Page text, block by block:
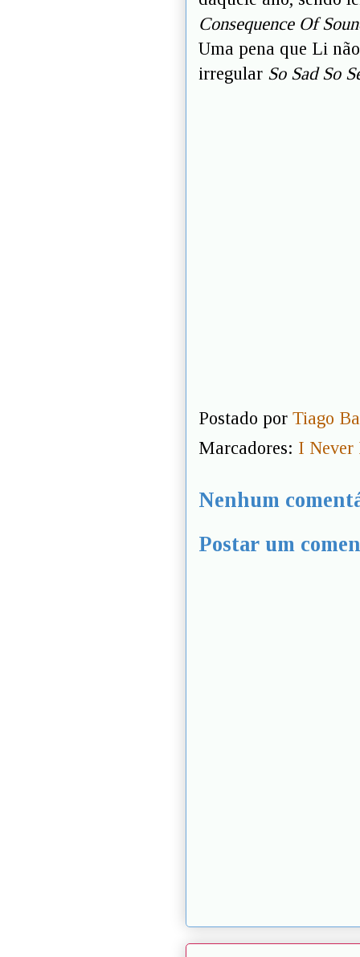
Consequence Of
Uma pena que Li
irregular So Sad So
Postado por Tiago
Marcadores: I Never
Nenhum
Postar um